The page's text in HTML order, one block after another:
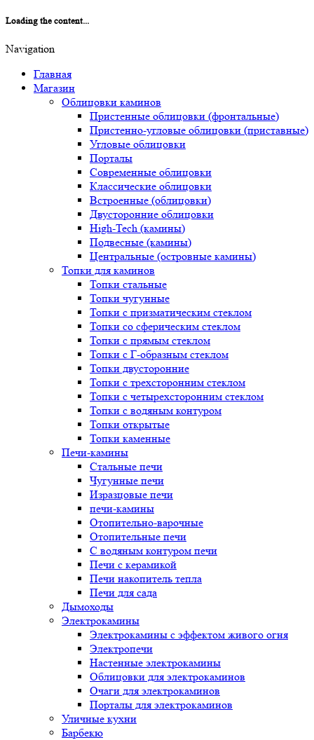
Loading the content...
Navigation
Главная
Магазин
Облицовки каминов
Пристенные облицовки (фронтальные)
Пристенно-угловые облицовки (приставные)
Угловые облицовки
Порталы
Современные облицовки
Классические облицовки
Встроенные (облицовки)
Двусторонние облицовки
High-Tech (камины)
Подвесные (камины)
Центральные (островные камины)
Топки для каминов
Топки стальные
Топки чугунные
Топки с призматическим стеклом
Топки со сферическим стеклом
Топки с прямым стеклом
Топки с Г-образным стеклом
Топки двусторонние
Топки с трехсторонним стеклом
Топки с четырехсторонним стеклом
Топки с водяным контуром
Топки открытые
Топки каменные
Печи-камины
Стальные печи
Чугунные печи
Изразцовые печи
печи-камины
Отопительно-варочные
Отопительные печи
С водяным контуром печи
Печи с керамикой
Печи накопитель тепла
Печи для сада
Дымоходы
Электрокамины
Электрокамины с эффектом живого огня
Электропечи
Настенные электрокамины
Облицовки для электрокаминов
Очаги для электрокаминов
Порталы для электрокаминов
Уличные кухни
Барбекю